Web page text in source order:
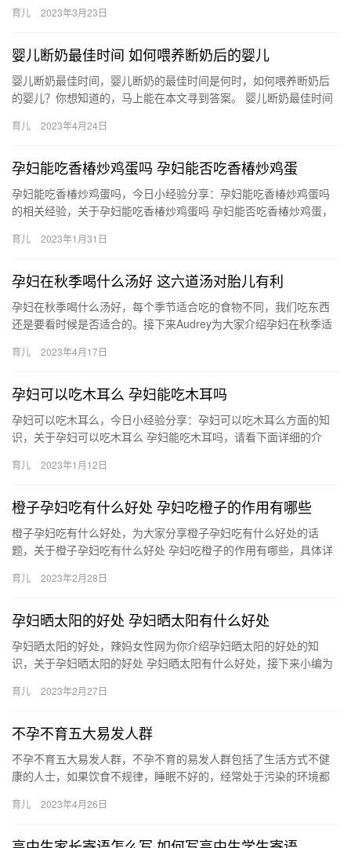
妇…
育儿 2023年3月23日
婴儿断奶最佳时间 如何喂养断奶后的婴儿
婴儿断奶最佳时间，婴儿断奶的最佳时间是何时，如何喂养断奶后
的婴儿？你想知道的，马上能在本文寻到答案。 婴儿断奶最佳时间
段，…
育儿 2023年4月24日
孕妇能吃香椿炒鸡蛋吗 孕妇能否吃香椿炒鸡蛋
孕妇能吃香椿炒鸡蛋吗，今日小经验分享：孕妇能吃香椿炒鸡蛋吗
的相关经验，关于孕妇能吃香椿炒鸡蛋吗 孕妇能否吃香椿炒鸡蛋，
育儿 2023年1月31日
孕妇在秋季喝什么汤好 这六道汤对胎儿有利
孕妇在秋季喝什么汤好，每个季节适合吃的食物不同，我们吃东西
还是要看时候是否适合的。接下来Audrey为大家介绍孕妇在秋季适
育儿 2023年4月17日
孕妇可以吃木耳么 孕妇能吃木耳吗
孕妇可以吃木耳么，今日小经验分享：孕妇可以吃木耳么方面的知
识，关于孕妇可以吃木耳么 孕妇能吃木耳吗，请看下面详细的介
可…
育儿 2023年1月12日
橙子孕妇吃有什么好处 孕妇吃橙子的作用有哪些
橙子孕妇吃有什么好处，为大家分享橙子孕妇吃有什么好处的话
题，关于橙子孕妇吃有什么好处 孕妇吃橙子的作用有哪些，具体详
橙…
育儿 2023年2月28日
孕妇晒太阳的好处 孕妇晒太阳有什么好处
孕妇晒太阳的好处，辣妈女性网为你介绍孕妇晒太阳的好处的知
识，关于孕妇晒太阳的好处 孕妇晒太阳有什么好处，接下来小编为
晒…
育儿 2023年2月27日
不孕不育五大易发人群
不孕不育五大易发人群，不孕不育的易发人群包括了生活方式不健
康的人士，如果饮食不规律，睡眠不好的，经常处于污染的环境都
人群…
育儿 2023年4月26日